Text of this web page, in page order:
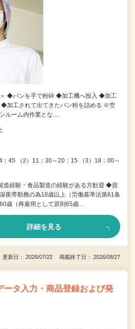
◆パンを手で粉砕 ◆加工機へ投入 ◆加工
◆加工されて出てきたパン粉を詰める ※空
ルーム内作業とな…
：45 （2）11：30～20：15 （3）18：00～
経験・食品製造の経験がある方歓迎 ◆資
夜帯勤務の為18歳以上（労働基準法第61条
歳（再雇用として原則65歳…
詳細を見る
更新日： 2026/07/22 掲載終了日： 2026/08/27
ータ入力・商品登録および発